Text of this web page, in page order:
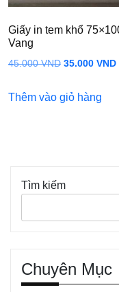
Giấy in tem khổ
Vang
45.000VND Giá
là:
35.000 VND
Thêm vào giỏ hàng
Tìm kiếm
Chuyên Mục